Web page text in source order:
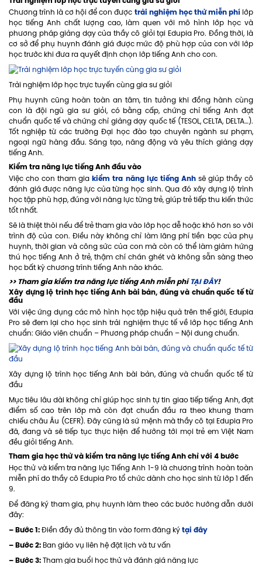
Chương trình là cơ hội để con được trải nghiệm học thử miễn phílớp
học tiếng Anh chất lượng cao, làm quen với mô hình lớp học và
phương pháp giảng dạy của thầy cô giỏi tại Edupia Pro. Đồng thời, là
cơ sở để phụ huynh đánh giá được mức độ phù hợp của con với lớp
học trước khi đưa ra quyết định chọn lớp tiếng Anh cho con.
Trải nghiệm lớp học trực tuyến cùng gia sư giỏi
Phụ huynh cũng hoàn toàn an tâm, tin tưởng khi đồng hành cùng
con là đội ngũ gia sư giỏi, có bằng cấp, chứng chỉ tiếng Anh đạt
chuẩn quốc tế và chứng chỉ giảng dạy quốc tế (TESOL, CELTA, DELTA…).
Tốt nghiệp từ các trường Đại học đào tạo chuyên ngành sư phạm,
ngoại ngữ hàng đầu. Sáng tạo, năng động và yêu thích giảng dạy
tiếng Anh.
Kiểm tra năng lực tiếng Anh đầu vào
Việc cho con tham giakiểm tra năng lực tiếng Anhsẽ giúp thầy cô
đánh giá được năng lực của từng học sinh. Qua đó xây dựng lộ trình
học tập phù hợp, đúng với năng lực từng trẻ, giúp trẻ tiếp thu kiến thức
tốt nhất.
Sẽ là thiệt thòi nếu để trẻ tham gia vào lớp học dễ hoặc khó hơn so với
trình độ của con. Điều này không chỉ làm lãng phí tiền bạc của phụ
huynh, thời gian và công sức của con mà còn có thể làm giảm hứng
thú học tiếng Anh ở trẻ, thậm chí chán ghét và không sẵn sàng theo
học bất kỳ chương trình tiếng Anh nào khác.
>> Tham gia kiểm tra năng lực tiếng Anh miễn phíTẠI ĐÂY!
Xây dựng lộ trình học tiếng Anh bài bản, đúng và chuẩn quốc tế từ
đầu
Với việc ứng dụng các mô hình học tập hiệu quả trên thế giới, Edupia
Pro sẽ đem lại cho học sinh trải nghiệm thực tế về lớp học tiếng Anh
chuẩn: Giáo viên chuẩn – Phương pháp chuẩn – Nội dung chuẩn.
Xây dựng lộ trình học tiếng Anh bài bản, đúng và chuẩn quốc tế từ
đầu
Mục tiêu lâu dài không chỉ giúp học sinh tự tin giao tiếp tiếng Anh, đạt
điểm số cao trên lớp mà còn đạt chuẩn đầu ra theo khung tham
chiếu châu Âu (CEFR). Đây cũng là sứ mệnh mà thầy cô tại Edupia Pro
đã, đang và sẽ tiếp tục thực hiện để hướng tới mọi trẻ em Việt Nam
đều giỏi tiếng Anh.
Tham gia học thử và kiểm tra năng lực tiếng Anh chỉ với 4 bước
Học thử và kiểm tra năng lực Tiếng Anh 1-9 là chương trình hoàn toàn
miễn phí do thầy cô Edupia Pro tổ chức dành cho học sinh từ lớp 1 đến
9.
Để đăng ký tham gia, phụ huynh làm theo các bước hướng dẫn dưới
đây:
– Bước 1:Điền đầy đủ thông tin vào form đăng kýtại đây
– Bước 2: Ban giáo vụ liên hệ đặt lịch và tư vấn
– Bước 3:Tham gia buổi học thử và đánh giá năng lực